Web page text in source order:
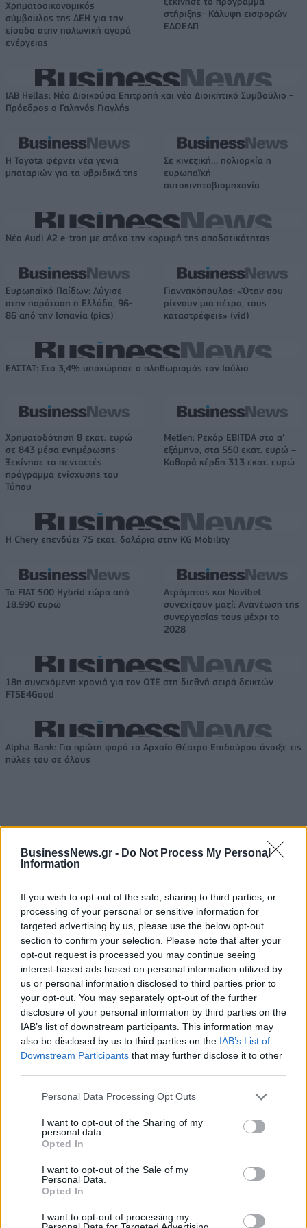
BusinessNews.gr - Do Not Process My Personal
Information
If you wish to opt-out of the sale, sharing to third parties, or
processing of your personal or sensitive information for
targeted advertising by us, please use the below opt-out
section to confirm your selection. Please note that after your
opt-out request is processed you may continue seeing
interest-based ads based on personal information utilized by
us or personal information disclosed to third parties prior to
your opt-out. You may separately opt-out of the further
disclosure of your personal information by third parties on the
IAB’s list of downstream participants. This information may
also be disclosed by us to third parties on the IAB’s List of
Downstream Participants that may further disclose it to other
Personal Data Processing Opt Outs
I want to opt-out of the Sharing of my
personal data.
Opted In
I want to opt-out of the Sale of my
Personal Data.
Opted In
I want to opt-out of processing my
Χρηματοοικονομικός
σύμβουλος της ΔΕΗ για την
είσοδο στην πολωνική αγορά
ενέργειας
στήριξης- Κάλυψη εισφορών
ΕΔΟΕΑΠ
IAB Hellas: Νέα Διοικούσα Επιτροπή και νέο Διοικητικό Συμβούλιο -
Πρόεδρος ο Γαληνός Γιαγλής
Η Toyota φέρνει νέα γενιά
μπαταριών για τα υβριδικά της
Σε κινεζική… πολιορκία η
ευρωπαϊκή
αυτοκινητοβιομηχανία
Νέο Audi A2 e-tron με στόχο την κορυφή της αποδοτικότητας
Ευρωπαϊκό Παίδων: Λύγισε
στην παράταση η Ελλάδα, 96-
86 από την Ισπανία (pics)
Γιαννακόπουλος: «Όταν σου
ρίχνουν μια πέτρα, τους
καταστρέφεις» (vid)
ΕΛΣΤΑΤ: Στο 3,4% υποχώρησε ο πληθωρισμός τον Ιούλιο
Χρηματοδότηση 8 εκατ. ευρώ
σε 843 μέσα ενημέρωσης-
Ξεκίνησε το πενταετές
πρόγραμμα ενίσχυσης του
Τύπου
Metlen: Ρεκόρ EBITDA στο α'
εξάμηνο, στα 550 εκατ. ευρώ –
Καθαρά κέρδη 313 εκατ. ευρώ
Η Chery επενδύει 75 εκατ. δολάρια στην KG Mobility
Το FIAT 500 Hybrid τώρα από
18.990 ευρώ
Ατρόμητος και Novibet
συνεχίζουν μαζί: Ανανέωση της
συνεργασίας τους μέχρι το
2028
18η συνεχόμενη χρονιά για τον ΟΤΕ στη διεθνή σειρά δεικτών
FTSE4Good
Alpha Bank: Για πρώτη φορά το Αρχαίο Θέατρο Επιδαύρου άνοιξε τις
πύλες του σε όλους
ΠΕΡΙΣΣΌΤΕΡΑ ΣΕ ΑΥΤΉ ΤΗΝ ΚΑΤΗΓΟΡΊΑ
Χατζηδάκης: Στον ΟΣΕ
υπήρχαν θέματα
σκανδάλων και
αδιαφάνειας (vid)
11/03/2023 - 10:14
Σταϊκούρας: Θετικές
προοπτικές της ελληνικής
οικονομίας
11/03/2023 - 16:36